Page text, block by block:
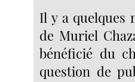
Il y a quelques
de Muriel
bénéficié du
question de